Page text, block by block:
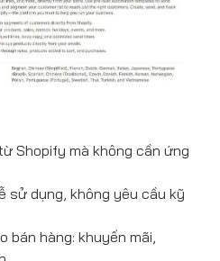
Shopify mà không cần ứng
sử dụng, không yêu cầu kỹ
bán hàng: khuyến mãi,